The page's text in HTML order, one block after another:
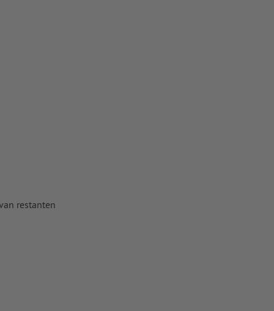
restanten